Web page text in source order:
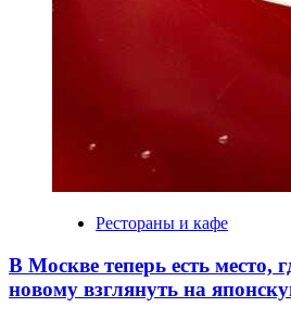
Рестораны и кафе
В Москве теперь есть место,
новому взглянуть на